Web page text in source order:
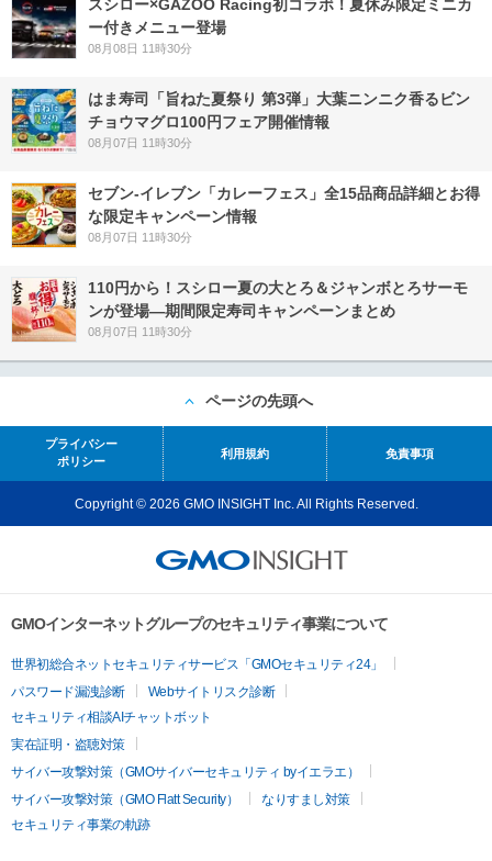
スシロー×GAZOO Racing初コラボ！夏休み限定ミニカ
ー付きメニュー登場
08月08日 11時30分
はま寿司「旨ねた夏祭り 第3弾」大葉ニンニク香るビン
チョウマグロ100円フェア開催情報
08月07日 11時30分
セブン‐イレブン「カレーフェス」全15品商品詳細とお得
な限定キャンペーン情報
08月07日 11時30分
110円から！スシロー夏の大とろ＆ジャンボとろサーモ
ンが登場―期間限定寿司キャンペーンまとめ
08月07日 11時30分
ページの先頭へ
プライバシー
ポリシー
利用規約 免責事項
Copyright © 2026 GMO INSIGHT Inc. All Rights Reserved.
GMOインターネットグループのセキュリティ事業について
世界初総合ネットセキュリティサービス「GMOセキュリティ24」
パスワード漏洩診断
Webサイトリスク診断
セキュリティ相談AIチャットボット
実在証明・盗聴対策
サイバー攻撃対策（GMOサイバーセキュリティ byイエラエ）
サイバー攻撃対策（GMO Flatt Security）
なりすまし対策
セキュリティ事業の軌跡